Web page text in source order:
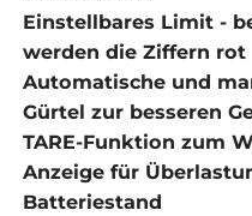
Einstellbares Limit -
werden die Ziffern rot
Automatische und
Gürtel zur besseren
TARE-Funktion zum
Anzeige für
Batteriestand